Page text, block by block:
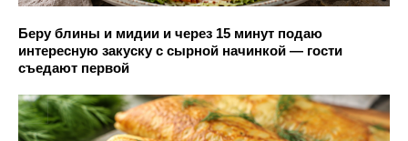
Беру блины и мидии и через 15 минут подаю
интересную закуску с сырной начинкой — гости
съедают первой